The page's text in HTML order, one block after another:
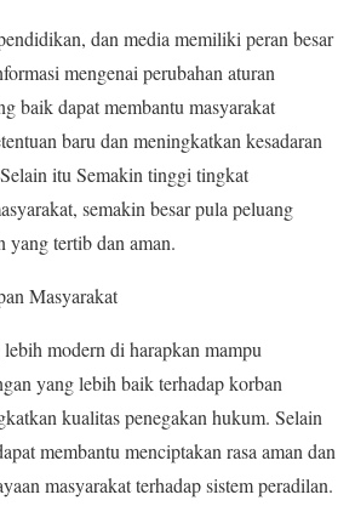
dan media memiliki peran besar
mengenai perubahan aturan
baik dapat membantu masyarakat
baru dan meningkatkan kesadaran
itu Semakin tinggi tingkat
semakin besar pula peluang
yang tertib dan aman.
Masyarakat
modern di harapkan mampu
yang lebih baik terhadap korban
kualitas penegakan hukum. Selain
membantu menciptakan rasa aman dan
masyarakat terhadap sistem peradilan.